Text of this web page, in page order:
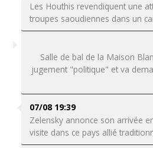
Les Houthis revendiquent une
troupes saoudiennes dans un
Salle de bal de la Maison
jugement "politique" et va
07/08 19:39
Zelensky annonce son arrivée
visite dans ce pays allié